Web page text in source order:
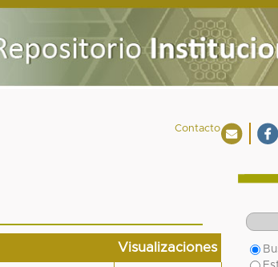
Contacto
Visualizaciones